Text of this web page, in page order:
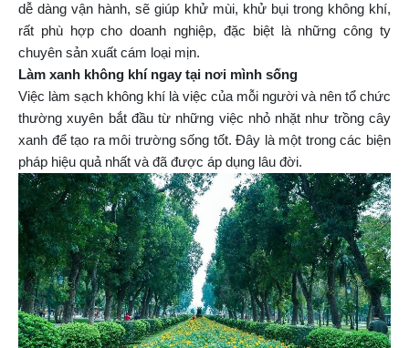
dễ dàng vận hành, sẽ giúp khử mùi, khử bụi trong không khí,
rất phù hợp cho doanh nghiệp, đặc biệt là những công ty
chuyên sản xuất cám loại mịn.
Làm xanh không khí ngay tại nơi mình sống
Việc làm sạch không khí là việc của mỗi người và nên tổ chức
thường xuyên bắt đầu từ những việc nhỏ nhặt như trồng cây
xanh để tạo ra môi trường sống tốt. Đây là một trong các biện
pháp hiệu quả nhất và đã được áp dụng lâu đời.